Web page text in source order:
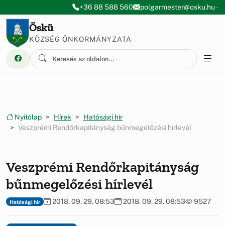
Ugrás a menüre
Ugrás a tartalomra+36 88 588 560 polgarmester@osku.hu
Öskü
KÖZSÉG ÖNKORMÁNYZATA
Nyitólap Hírek
Hatósági hír
Veszprémi Rendőrkapitányság bűnmegelőzési hírlevél
Veszprémi Rendőrkapitányság
bűnmegelőzési hírlevél
Hatósági hír 2018. 09. 29. 08:53 2018. 09. 29. 08:53 9527